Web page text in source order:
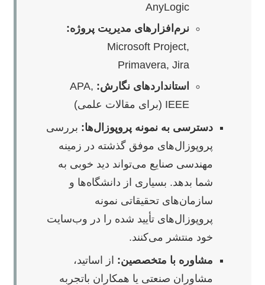
AnyLogic
نرم‌افزارهای مدیریت پروژه:
Microsoft Project,
Primavera, Jira
استانداردهای نگارش: APA,
IEEE (برای مقالات علمی)
دسترسی به نمونه پروپوزال‌ها: بررسی
پروپوزال‌های موفق گذشته در زمینه
مهندسی صنایع می‌تواند دید خوبی به
شما بدهد. بسیاری از دانشگاه‌ها و
سازمان‌های تحقیقاتی نمونه
پروپوزال‌های تأیید شده را در وب‌سایت
خود منتشر می‌کنند.
مشاوره با متخصصین: از اساتید،
مشاوران صنعتی یا همکاران باتجربه